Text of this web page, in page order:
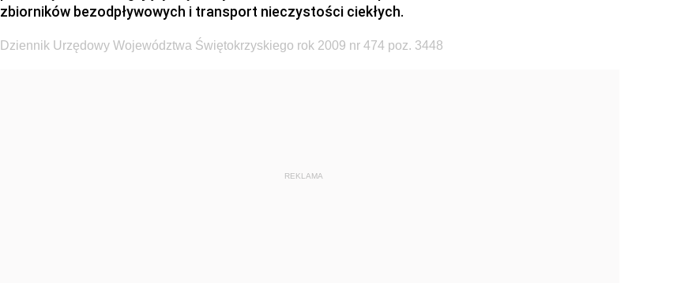
zbiorników bezodpływowych i transport nieczystości ciekłych.
Dziennik Urzędowy Województwa Świętokrzyskiego rok 2009 nr 474 poz. 3448
REKLAMA